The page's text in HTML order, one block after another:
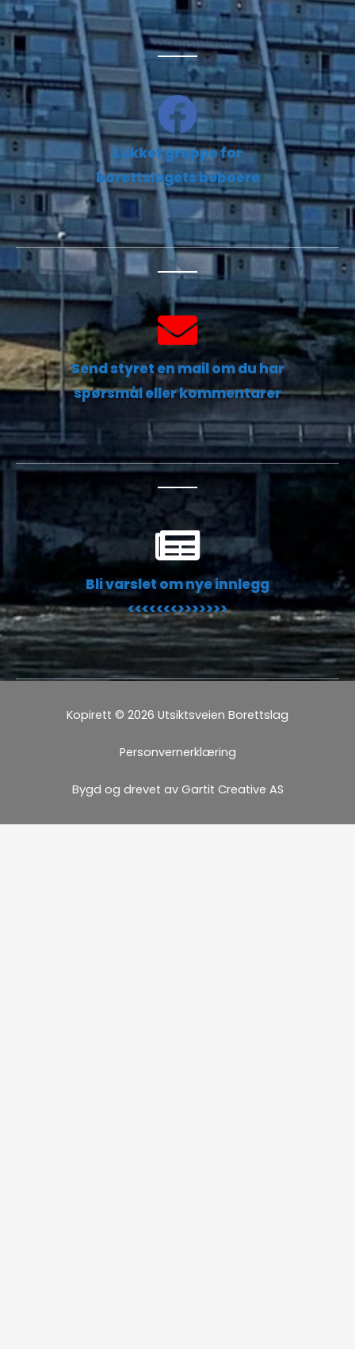
Lukket gruppe for
borettslagets beboere
Send styret en mail om du har
spørsmål eller kommentarer
Bli varslet om nye innlegg
<<<<<<<>>>>>>>
Kopirett © 2026 Utsiktsveien Borettslag
Personvernerklæring
Bygd og drevet av Gartit Creative AS